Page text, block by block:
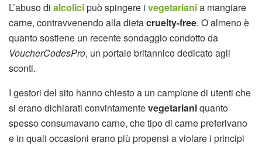
L’abuso di alcolicipuò spingere i vegetariania mangiare
carne, contravvenendo alla dietacruelty-free. O almeno è
quanto sostiene un recente sondaggio condotto da
VoucherCodesPro, un portale britannico dedicato agli
sconti.
I gestori del sito hanno chiesto a un campione di utenti che
si erano dichiarati convintamentevegetarianiquanto
spesso consumavano carne, che tipo di carne preferivano
e in quali occasioni erano più propensi a violare i principi